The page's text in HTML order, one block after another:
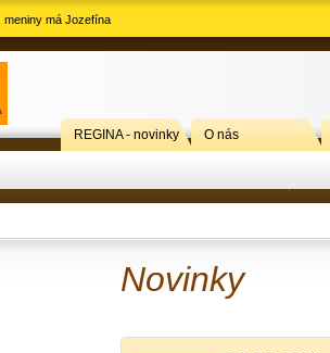
meniny má Jozefína
REGINA - novinky O nás
Novinky